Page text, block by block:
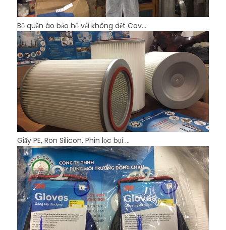
Bộ quần áo bảo hộ vải không dệt Cov...
Giấy PE, Ron Silicon, Phin lọc bụi ...